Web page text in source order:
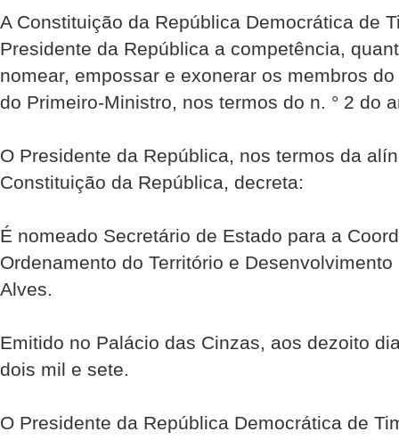
A Constituição da República Democrática de
Presidente da República a competência,
nomear, empossar e exonerar os membros
do Primeiro-Ministro, nos termos do n. ° 2 do
O Presidente da República, nos termos da
Constituição da República, decreta:
É nomeado Secretário de Estado para a
Ordenamento do Território e
Alves.
Emitido no Palácio das Cinzas, aos dezoito
dois mil e sete.
O Presidente da República Democrática de